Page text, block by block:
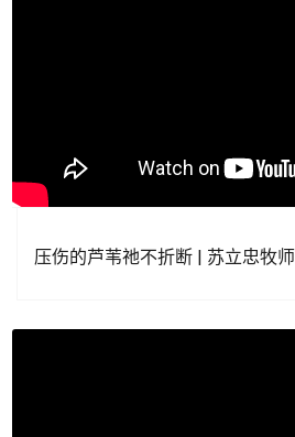
压伤的芦苇祂不折断 | 苏立忠牧师